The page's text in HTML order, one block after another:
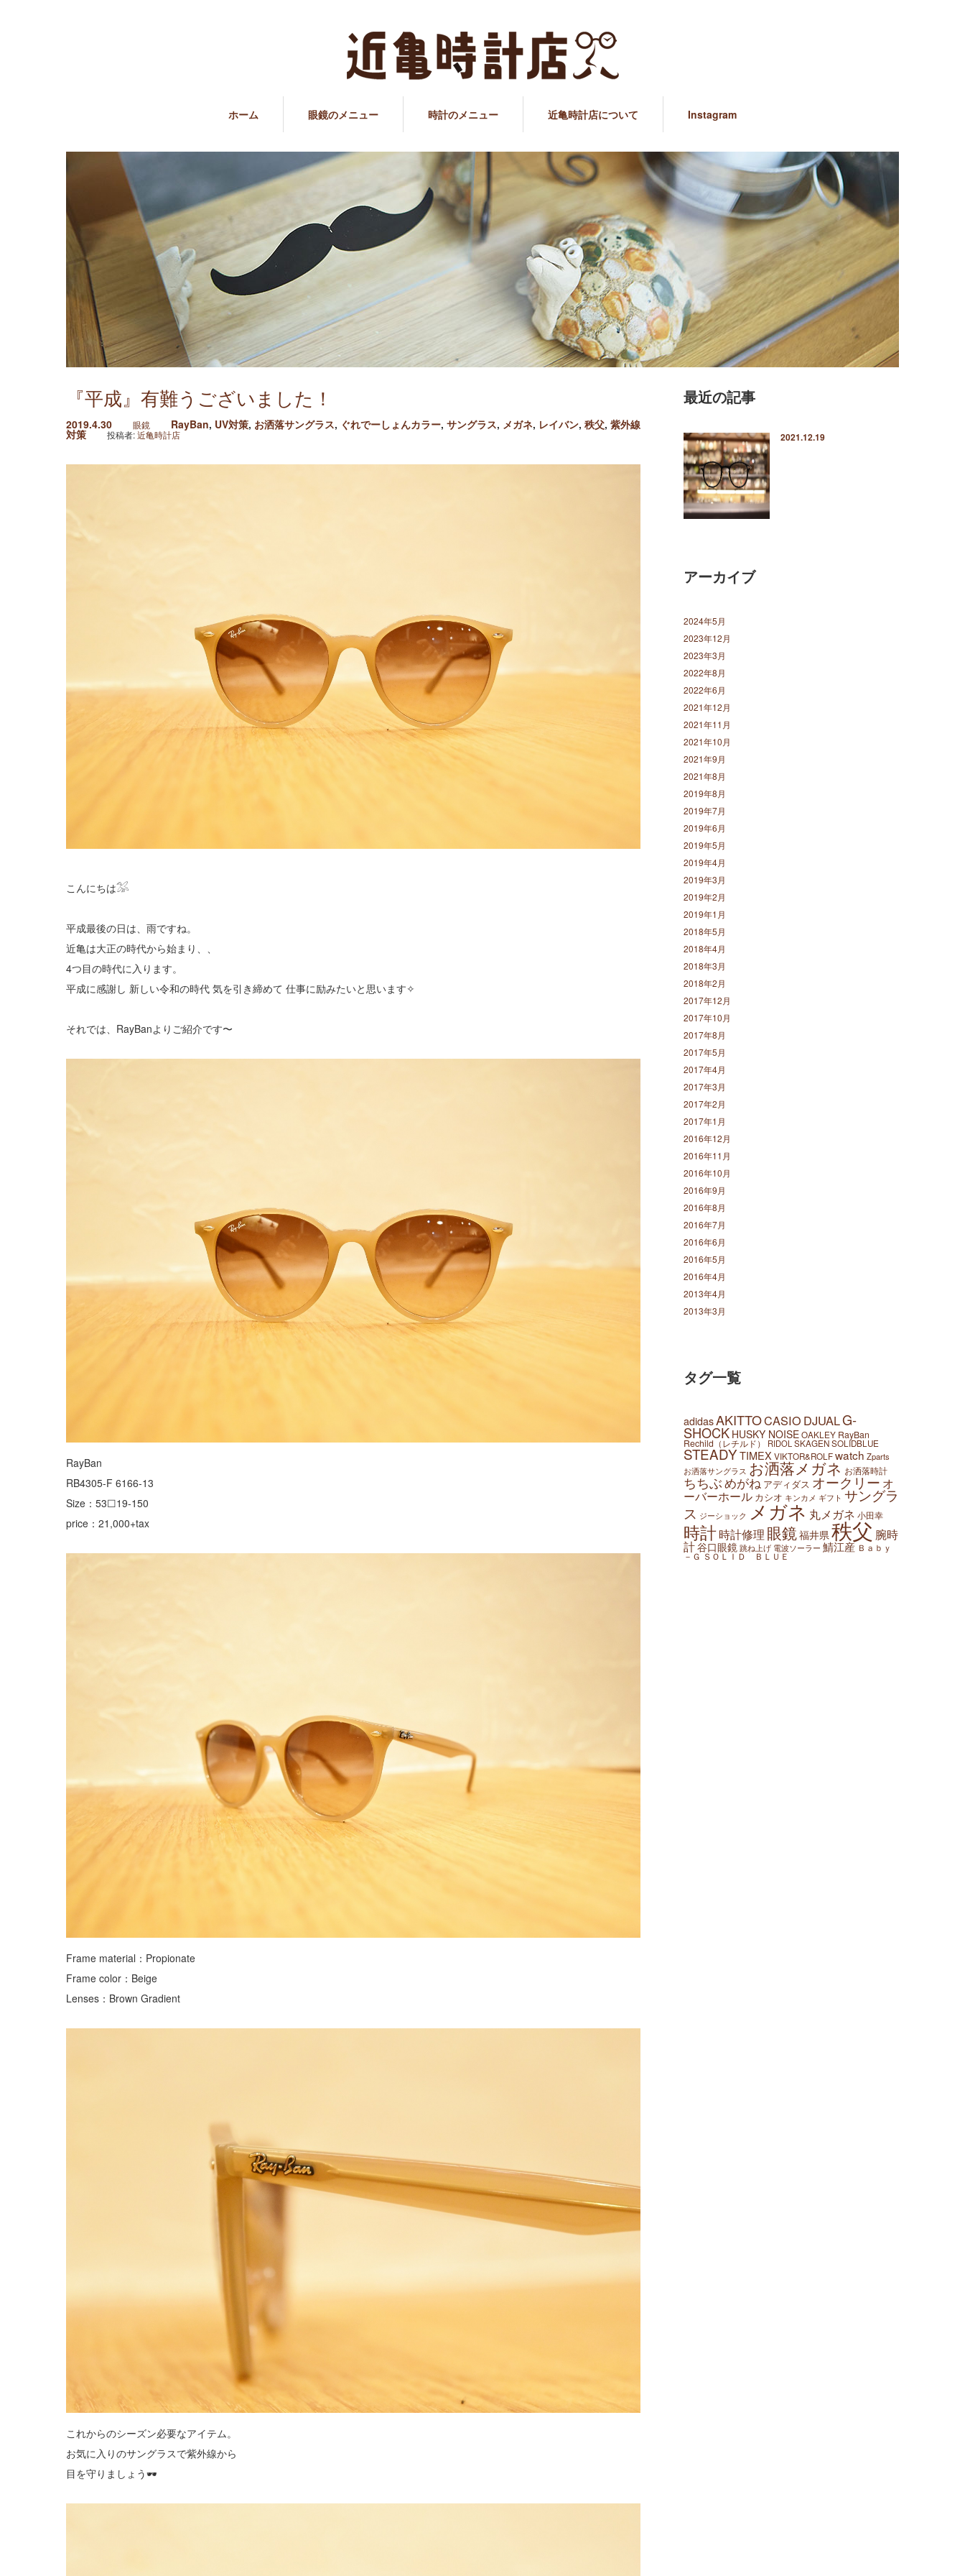
ホーム 眼鏡のメニュー 時計のメニュー 近亀時計店について Instagram
『平成』有難うございました！
2019.4.30 眼鏡 RayBan, UV対策, お洒落サングラス, ぐれでーしょんカラー, サングラス, メガネ, レイバン, 秩父, 紫外線
対策 投稿者:近亀時計店
こんにちは𓅮
平成最後の日は、雨ですね。
近亀は大正の時代から始まり、、
4つ目の時代に入ります。
平成に感謝し 新しい令和の時代 気を引き締めて 仕事に励みたいと思います✧
それでは、RayBanよりご紹介です〜
RayBan
RB4305-F 6166-13
Size：53☐19-150
price：21,000+tax
Frame material：Propionate
Frame color：Beige
Lenses：Brown Gradient
これからのシーズン必要なアイテム。
お気に入りのサングラスで紫外線から
目を守りましょう🕶
最近の記事
2021.12.19
アーカイブ
2024年5月
2023年12月
2023年3月
2022年8月
2022年6月
2021年12月
2021年11月
2021年10月
2021年9月
2021年8月
2019年8月
2019年7月
2019年6月
2019年5月
2019年4月
2019年3月
2019年2月
2019年1月
2018年5月
2018年4月
2018年3月
2018年2月
2017年12月
2017年10月
2017年8月
2017年5月
2017年4月
2017年3月
2017年2月
2017年1月
2016年12月
2016年11月
2016年10月
2016年9月
2016年8月
2016年7月
2016年6月
2016年5月
2016年4月
2013年4月
2013年3月
タグ一覧
adidasAKITTOCASIO DJUALG-
SHOCK HUSKY NOISEOAKLEY RayBan
Rechild（レチルド） RIDOL SKAGENSOLIDBLUE
STEADYTIMEX VIKTOR&ROLFwatch Zparts
お洒落サングラス お洒落メガネ お洒落時計
ちちぶめがね アディダス オークリーオ
ーバーホール カシオ キンカメ ギフト サングラ
ス ジーショック メガネ丸メガネ 小田幸
時計時計修理 眼鏡福井県 秩父腕時
計谷口眼鏡跳ね上げ 電波ソーラー 鯖江産 Ｂａｂｙ
－ＧＳＯＬＩＤ ＢＬＵＥ